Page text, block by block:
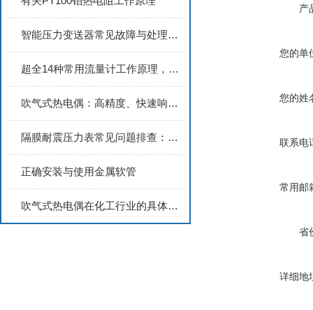
智能压力变送器常见故障与处理办法
超全14种常用流量计工作原理，建议收藏
吹气式热电偶：高精度、快速响应的测温仪器
隔膜耐震压力表常见问题排查：指针跳动、示值超差与膜片泄漏的解决方法
正确安装与使用金属软管
吹气式热电偶在化工行业的具体应用
产
您的单
您的姓
联系电
常用邮
省
详细地